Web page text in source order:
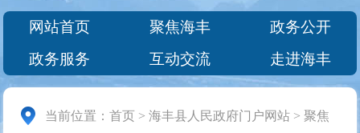
网站首页 聚焦海丰
政务公开
政务服务
互动交流 走进海丰
当前位置：首页 >海丰县人民政府门户网站 >聚焦